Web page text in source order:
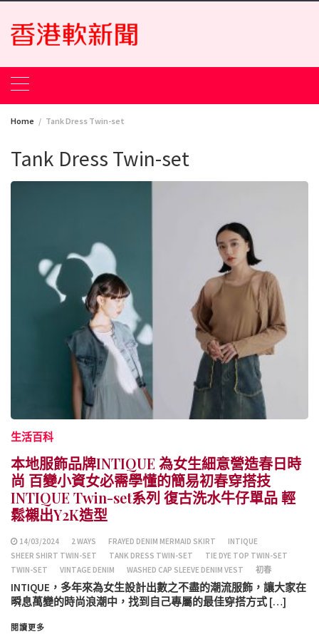
Skip
content
Home Tank Dress Twin-set
Tank Dress Twin-set
生活百科
本地服飾品牌INTIQUE 為女生細意營造春日時
尚 百變小資女必需學懂的簡易初春穿搭技
INTIQUE Twin-set系列 復古洗水牛仔單品 輕
鬆襯出Y2K造型
14/03/2024 2 WAYS FRAYED DENIM MERMAID SKIRT
INTIQUE
SHEER SHIRT TWIN-SET
TANK DRESS TWIN-SET
TIE DYE TOP TWIN-SET
TWIN-SET
VINTAGE DENIM WASHED CAP SLEEVE DENIM VEST 初春
INTIQUE，多年來為女生設計出數之不盡的潮流服飾，讓大家在
𣊬息萬變的時尚浪潮中，找到自己專屬的最佳穿搭方式 […]
閱讀更多